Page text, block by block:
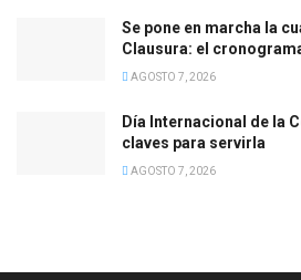
Se pone en marcha la
Clausura: el
AGOSTO 7, 2026
Día Internacional de la
claves para servirla
AGOSTO 7, 2026